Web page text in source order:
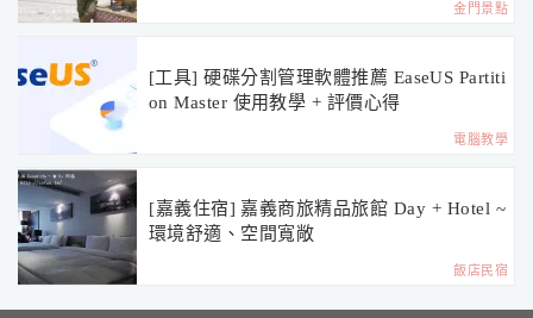
金門景點
[工具] 硬碟分割管理軟體推薦 EaseUS Partiti
on Master 使用教學 + 評價心得
電腦教學
[嘉義住宿] 嘉義商旅精品旅館 Day + Hotel ~
環境舒適、空間寬敞
飯店民宿